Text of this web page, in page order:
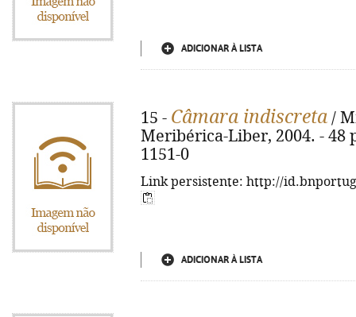
ADICIONAR À LISTA
15 - Câmara indiscreta /
Meribérica-Liber, 2004. - 48
1151-0
Link persistente: http://
ADICIONAR À LISTA